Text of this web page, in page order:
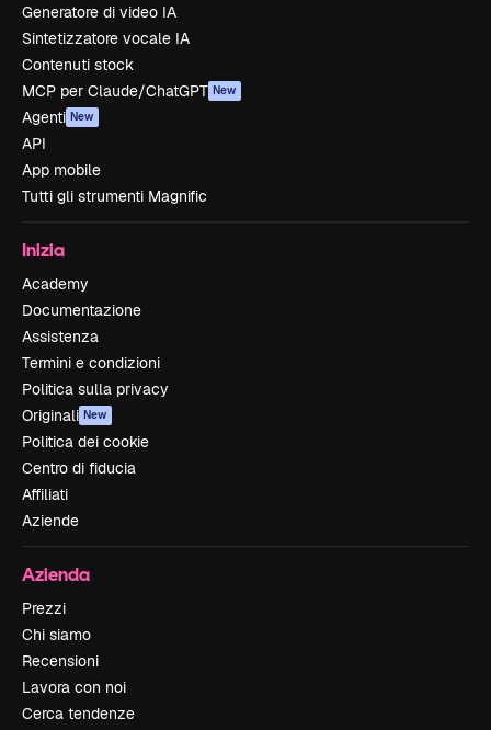
Generatore di video IA
Sintetizzatore vocale IA
Contenuti stock
MCP per Claude/ChatGPT New
Agenti New
API
App mobile
Tutti gli strumenti Magnific
Inizia
Academy
Documentazione
Assistenza
Termini e condizioni
Politica sulla privacy
Originali New
Politica dei cookie
Centro di fiducia
Affiliati
Aziende
Azienda
Prezzi
Chi siamo
Recensioni
Lavora con noi
Cerca tendenze